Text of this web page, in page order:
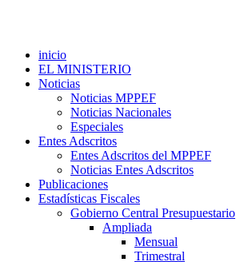
inicio
EL MINISTERIO
Noticias
Noticias MPPEF
Noticias Nacionales
Especiales
Entes Adscritos
Entes Adscritos del MPPEF
Noticias Entes Adscritos
Publicaciones
Estadísticas Fiscales
Gobierno Central Presupuestario
Ampliada
Mensual
Trimestral